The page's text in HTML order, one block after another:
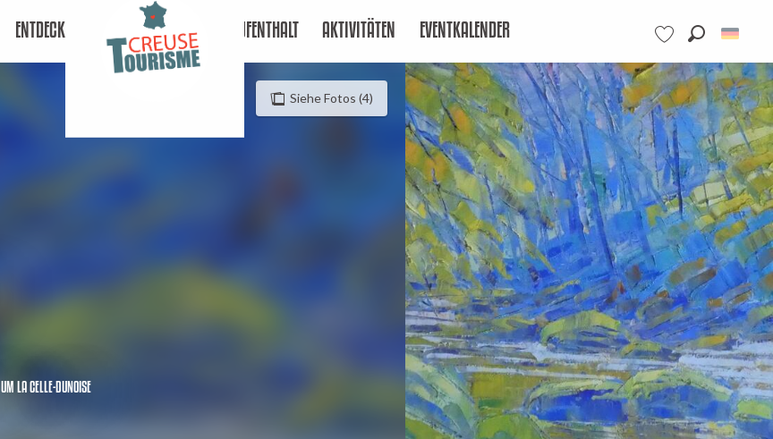
Voir les favoris
ENTDECKEN AUFENTHALT AKTIVITÄTEN EVENTKALENDER
Siehe Fotos (4)
UM LA CELLE-DUNOISE